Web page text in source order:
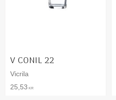
V CONIL 22
Vicrila
25,53 KR